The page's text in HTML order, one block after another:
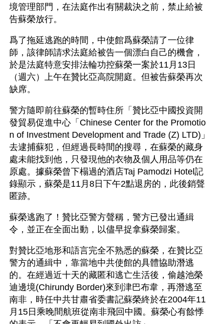
境管理部門，在法庭作出有關裁決之前，禁止給被
告蘇榮放行。
爲了拖延逃跑的時間，中使館爲蘇榮請了一位律
師，該律師請求法庭給被告一個漂白自己的機會，
於是法庭特意安排法輪功控蘇榮一案於11月13日
（週六）上午在贊比亞高院開庭。但被告蘇榮再次
缺席。
警方隨即前往蘇榮的暫時住所「贊比亞中國投資開
發貿易促進中心「Chinese Center for the Promotio
n of Investment Development and Trade (Z) LTD)」
去逮捕蘇犯，但經過長時間的搜尋，在蘇榮的藏身
處未能找到他，只發現他的衣物及個人用品等仍在
原處。據蘇榮曾下榻過的酒店Taj Pamodzi Hotel記
錄顯示，蘇榮是11月8日下午2點退房的，此後銷聲
匿跡。
蘇榮逃跑了！贊比亞警方聲稱，警方已發出通緝
令，並正在全面出動，以儘早捉拿蘇榮歸案。
對贊比亞地形和語言完全不熟悉的蘇榮，在贊比亞
警方的通緝中，靠當地中共使館的具體協助潛逃
的。在經過近十天的藏匿和逃亡生活後，偷越池榮
迪邊境(Chirundy Border)來到津巴布韋，再潛逃至
南非，時任中共甘肅省委書記蘇榮終於在2004年11
月15日乘晚間航班從南非飛回中國。蘇榮心有餘悸